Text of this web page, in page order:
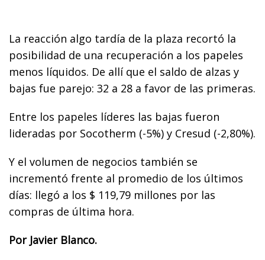
La reacción algo tardía de la plaza recortó la
posibilidad de una recuperación a los papeles
menos líquidos. De allí que el saldo de alzas y
bajas fue parejo: 32 a 28 a favor de las primeras.
Entre los papeles líderes las bajas fueron
lideradas por Socotherm (-5%) y Cresud (-2,80%).
Y el volumen de negocios también se
incrementó frente al promedio de los últimos
días: llegó a los $ 119,79 millones por las
compras de última hora.
Por Javier Blanco.